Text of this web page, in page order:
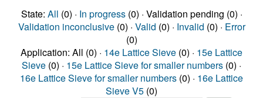
State: All (0) · In progress(0) · Validation pending (0) ·
Validation inconclusive(0) · Valid (0) · Invalid (0) · Error
(0)
Application: All (0) · 14e Lattice Sieve (0) · 15e Lattice
Sieve (0) · 15e Lattice Sieve for smaller numbers (0) ·
16e Lattice Sieve for smaller numbers (0) · 16e Lattice
Sieve V5 (0)